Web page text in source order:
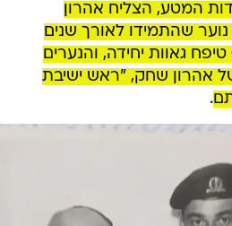
המטע, הצליח אהרון
שהתמידו לאורך שנים
גאוות יחידה, והנערים
אהרון שחק, "ראש ישיבת
.